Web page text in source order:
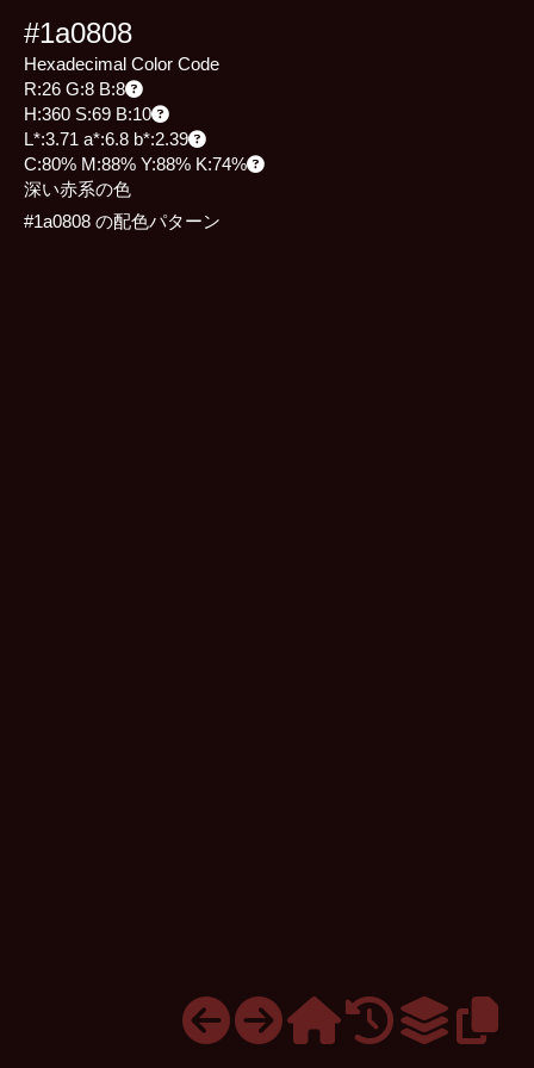
#1a0808
Hexadecimal Color Code
R:26 G:8 B:8
H:360 S:69 B:10
L*:3.71 a*:6.8 b*:2.39
C:80% M:88% Y:88% K:74%
深い赤系の色
#1a0808 の配色パターン